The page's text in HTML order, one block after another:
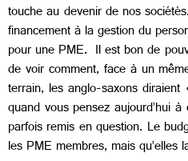
touche au devenir de nos
financement à la gestion du
pour une PME. Il est bon de
de voir comment, face à un
terrain, les anglo-saxons
quand vous pensez aujourd’hui
parfois remis en question. Le
les PME membres, mais